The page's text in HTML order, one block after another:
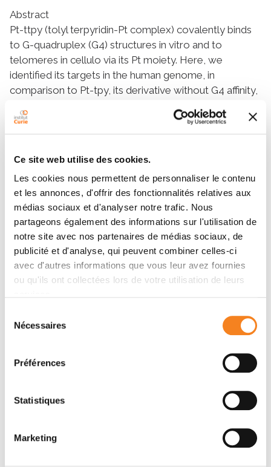
Ce site web utilise des cookies.
Les cookies nous permettent de personnaliser le contenu
et les annonces, d'offrir des fonctionnalités relatives aux
médias sociaux et d'analyser notre trafic. Nous
partageons également des informations sur l'utilisation de
notre site avec nos partenaires de médias sociaux, de
publicité et d'analyse, qui peuvent combiner celles-ci
avec d'autres informations que vous leur avez fournies
ou qu'ils ont collectées lors de votre utilisation de leurs
Nécessaires
Préférences
Statistiques
Marketing
Abstract
Pt-ttpy (tolyl terpyridin-Pt complex) covalently binds
to G-quadruplex (G4) structures in vitro and to
telomeres in cellulo via its Pt moiety. Here, we
identified its targets in the human genome, in
comparison to Pt-tpy, its derivative without G4 affinity,
release of the shelterin protein TRF2 from telomeres
concomitantly to the formation of DNA damage foci
locations. γ-H2AX chromatin immunoprecipitation
(ChIP-seq) after treatment with Pt-ttpy or cisplatin
revealed accumulation in G- and A-rich tandemly
repeated sequences, but not particularly in potential
G4 forming sequences. Collectively, Pt-ttpy presents
dual targeting efficiency on DNA, by inducing telomere
dysfunction and genomic DNA damage at specific loci.